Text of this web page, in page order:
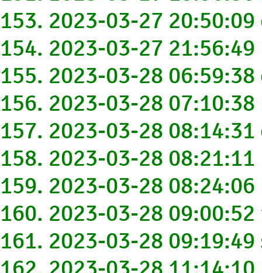
153. 2023-03-27
154. 2023-03-27
155. 2023-03-28
156. 2023-03-28
157. 2023-03-28
158. 2023-03-28
159. 2023-03-28
160. 2023-03-28
161. 2023-03-28